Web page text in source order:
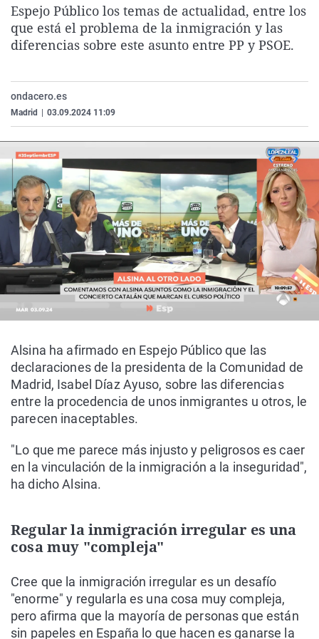
La rosa de los vientos
Gente viajera
Caso
Retornados
Operación Viuda
Extremadura
Galicia
Navarra
Virales
Televisión
Espejo Público los temas de actualidad, entre los
que está el problema de la inmigración y las
diferencias sobre este asunto entre PP y PSOE.
ondacero.es
Madrid 03.09.2024 11:09
Alsina ha afirmado en Espejo Público que las
declaraciones de la presidenta de la Comunidad de
Madrid, Isabel Díaz Ayuso, sobre las diferencias
entre la procedencia de unos inmigrantes u otros, le
parecen inaceptables.
"Lo que me parece más injusto y peligrosos es caer
en la vinculación de la inmigración a la inseguridad",
ha dicho Alsina.
Regular la inmigración irregular es una
cosa muy "compleja"
Cree que la inmigración irregular es un desafío
"enorme" y regularla es una cosa muy compleja,
pero afirma que la mayoría de personas que están
sin papeles en España lo que hacen es ganarse la